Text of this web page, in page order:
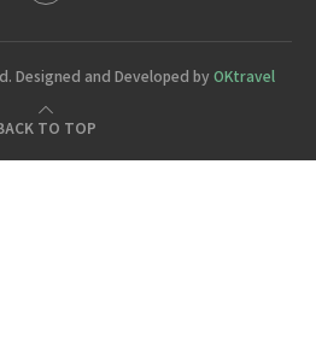
Designed and Developed by OKtravel
TO TOP